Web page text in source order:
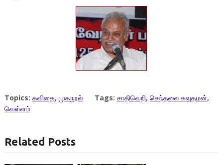
Topics: கவிதை, முகநூல் Tags: சாதிவெறி, செந்தலை கவுதமன்,
வெள்ளம்
Related Posts